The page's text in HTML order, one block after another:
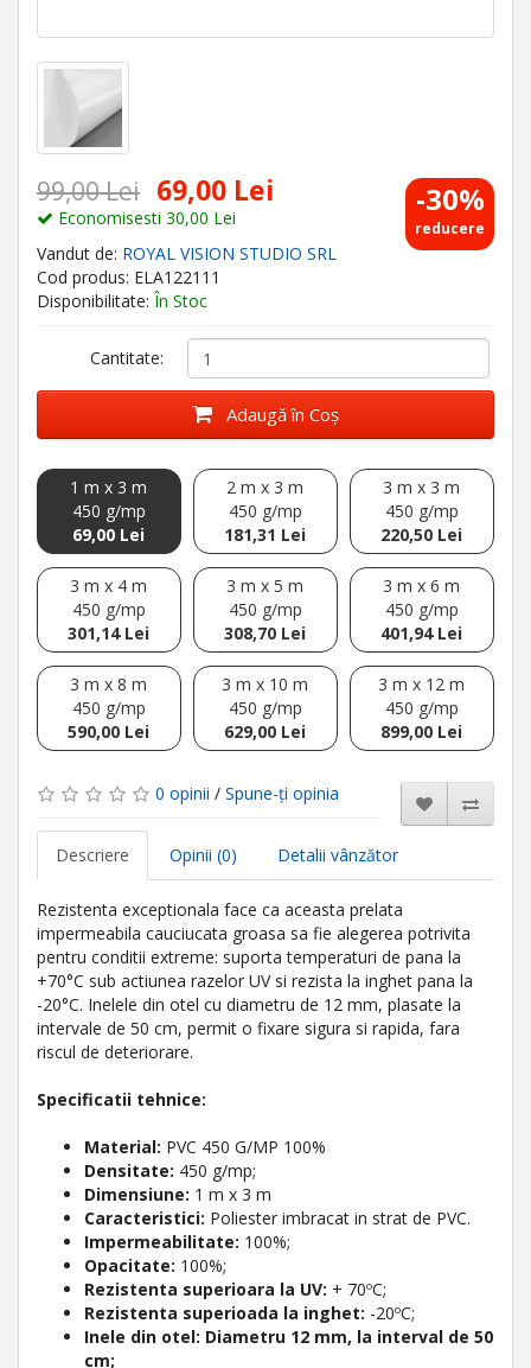
-30%
reducere
99,00 Lei 69,00 Lei
Economisesti 30,00 Lei
Vandut de: ROYAL VISION STUDIO SRL
Cod produs: ELA122111
Disponibilitate: În Stoc
Cantitate:
Adaugă în Coş
1 m x 3 m
450 g/mp
69,00 Lei
2 m x 3 m
450 g/mp
181,31 Lei
3 m x 3 m
450 g/mp
220,50 Lei
3 m x 4 m
450 g/mp
301,14 Lei
3 m x 5 m
450 g/mp
308,70 Lei
3 m x 6 m
450 g/mp
401,94 Lei
3 m x 8 m
450 g/mp
590,00 Lei
3 m x 10 m
450 g/mp
629,00 Lei
3 m x 12 m
450 g/mp
899,00 Lei
0 opinii / Spune-ţi opinia
Descriere Opinii (0) Detalii vânzător
Rezistenta exceptionala face ca aceasta prelata
impermeabila cauciucata groasa sa fie alegerea potrivita
pentru conditii extreme: suporta temperaturi de pana la
+70°C sub actiunea razelor UV si rezista la inghet pana la
-20°C. Inelele din otel cu diametru de 12 mm, plasate la
intervale de 50 cm, permit o fixare sigura si rapida, fara
riscul de deteriorare.
Specificatii tehnice:
Material: PVC 450 G/MP 100%
Densitate: 450 g/mp;
Dimensiune: 1 m x 3 m
Caracteristici: Poliester imbracat in strat de PVC.
Impermeabilitate: 100%;
Opacitate: 100%;
Rezistenta superioara la UV: + 70ºC;
Rezistenta superioada la inghet: -20ºC;
Inele din otel: Diametru 12 mm, la interval de 50
cm;